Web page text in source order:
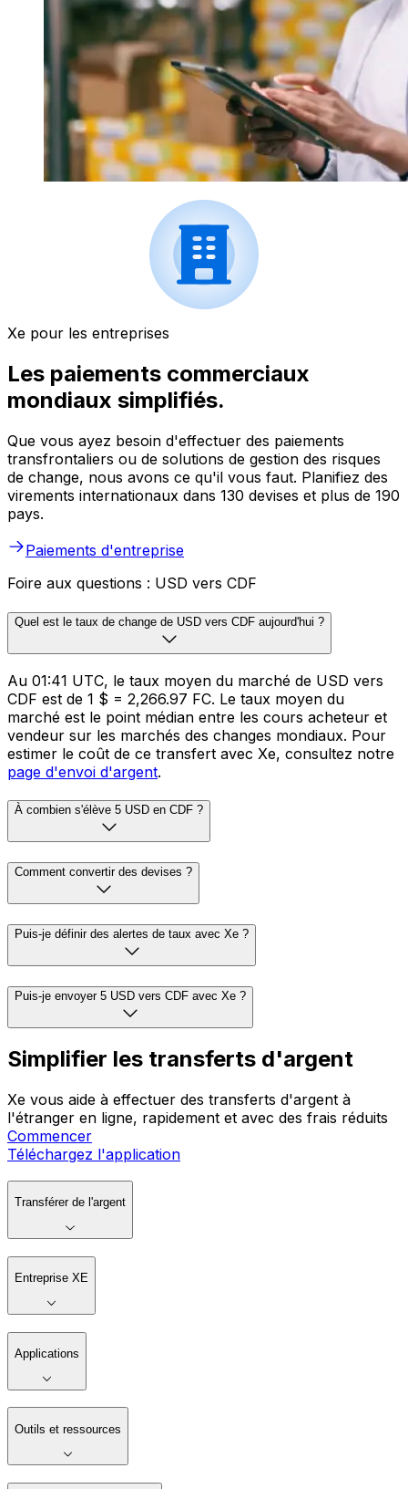
Xe pour les entreprises
Les paiements commerciaux
mondiaux simplifiés.
Que vous ayez besoin d'effectuer des paiements
transfrontaliers ou de solutions de gestion des risques
de change, nous avons ce qu'il vous faut. Planifiez des
virements internationaux dans 130 devises et plus de 190
pays.
Paiements d'entreprise
Foire aux questions : USD vers CDF
Quel est le taux de change de USD vers CDF aujourd'hui ?
Au 01:41 UTC, le taux moyen du marché de USD vers
CDF est de 1 $ = 2,266.97 FC. Le taux moyen du
marché est le point médian entre les cours acheteur et
vendeur sur les marchés des changes mondiaux. Pour
estimer le coût de ce transfert avec Xe, consultez notre
page d'envoi d'argent.
À combien s'élève 5 USD en CDF ?
Comment convertir des devises ?
Puis-je définir des alertes de taux avec Xe ?
Puis-je envoyer 5 USD vers CDF avec Xe ?
Simplifier les transferts d'argent
Xe vous aide à effectuer des transferts d'argent à
l'étranger en ligne, rapidement et avec des frais réduits
Commencer
Téléchargez l'application
Transférer de l'argent
Entreprise XE
Applications
Outils et ressources